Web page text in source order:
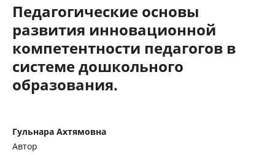
Педагогические основы
развития инновационной
компетентности педагогов в
системе дошкольного
образования.
Гульнара Ахтямовна
Автор